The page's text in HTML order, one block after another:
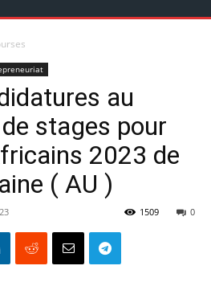
au
stages pour
2023 de
( AU )
0
1509